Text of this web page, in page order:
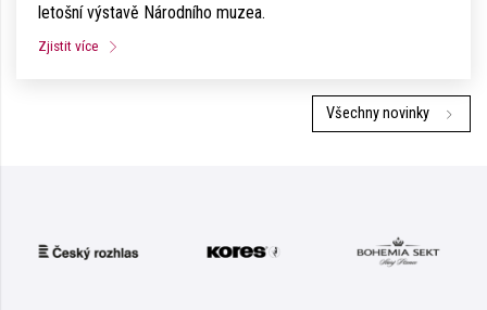
letošní výstavě Národního muzea.
Zjistit více
Všechny novinky